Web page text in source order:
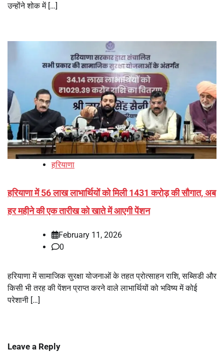
उन्होंने शोक में […]
हरियाणा
हरियाणा में 56 लाख लाभार्थियों को मिली 1431 करोड़ की सौगात, अब
हर महीने की एक तारीख को खाते में आएगी पेंशन
February 11, 2026
0
हरियाणा में सामाजिक सुरक्षा योजनाओं के तहत प्रोत्साहन राशि, सब्सिडी और
किसी भी तरह की पेंशन प्राप्त करने वाले लाभार्थियों को भविष्य में कोई
परेशानी […]
Leave a Reply